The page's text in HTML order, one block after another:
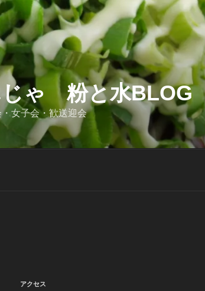
ゃ 粉と水BLOG
女子会・歓送迎会
アクセス